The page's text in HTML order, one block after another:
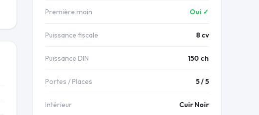
Première main Oui ✓
Puissance fiscale 8 cv
Puissance DIN 150 ch
Portes / Places 5 / 5
Intérieur Cuir Noir